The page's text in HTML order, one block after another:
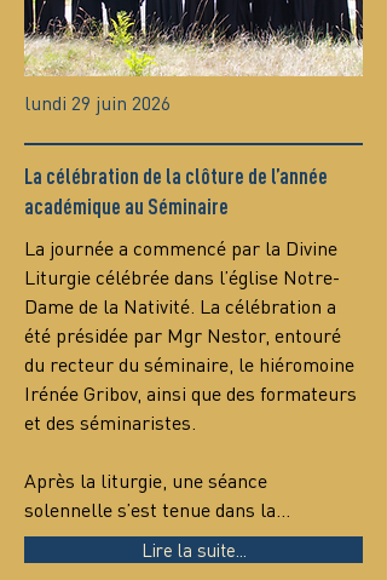
lundi 29 juin 2026
La célébration de la clôture de l’année
académique au Séminaire
La journée a commencé par la Divine
Liturgie célébrée dans l’église Notre-
Dame de la Nativité. La célébration a
été présidée par Mgr Nestor, entouré
du recteur du séminaire, le hiéromoine
Irénée Gribov, ainsi que des formateurs
et des séminaristes.
Après la liturgie, une séance
solennelle s’est tenue dans la…
Lire la suite...